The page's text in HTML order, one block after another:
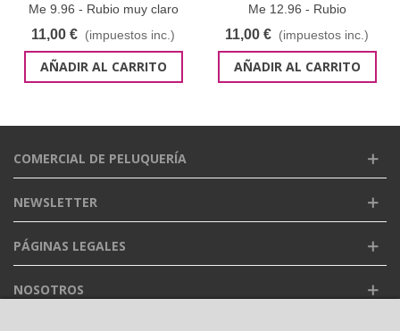
Me 9.96 - Rubio muy claro
cendré violeta 60 ml
11,00 € (impuestos inc.)
AÑADIR AL CARRITO
Me 12.96 - Rubio
superaclarante cendré violeta
60 ml
11,00 € (impuestos inc.)
AÑADIR AL CARRITO
COMERCIAL DE PELUQUERÍA
NEWSLETTER
PÁGINAS LEGALES
NOSOTROS